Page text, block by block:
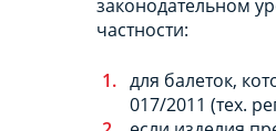
законодательном
частности:
для балеток,
017/2011 (тех.